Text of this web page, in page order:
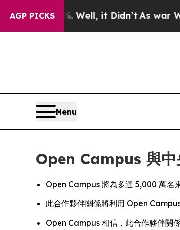
AGP PICKS
40%. Well, it Didn’tAs war With Iran
Menu
Open Campus 與
Open Campus 將為多達 5,000 萬名
此合作夥伴關係將利用 Open
Open Campus 相信，此合作夥伴關